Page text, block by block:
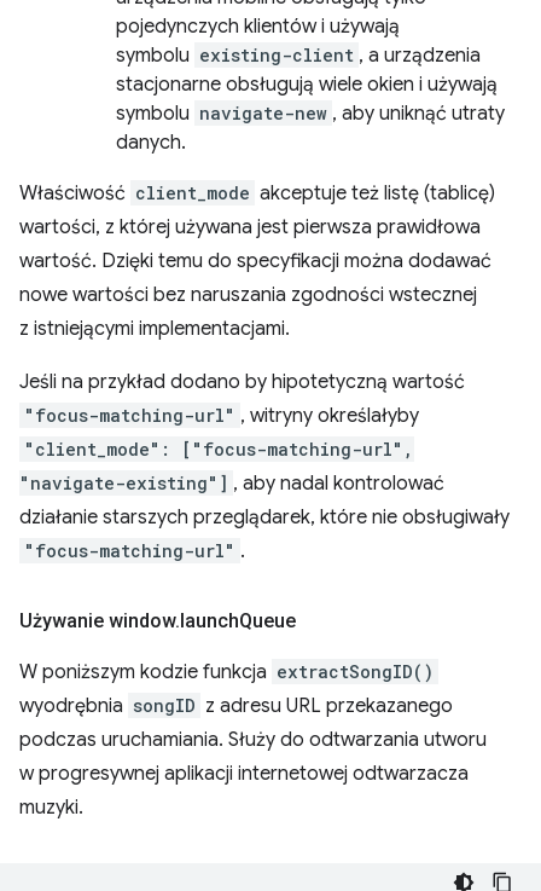
pojedynczych klientów i używają
symbolu existing-client , a urządzenia
stacjonarne obsługują wiele okien i używają
symbolu navigate-new , aby uniknąć utraty
danych.
Właściwość client_mode akceptuje też listę (tablicę)
wartości, z której używana jest pierwsza prawidłowa
wartość. Dzięki temu do specyfikacji można dodawać
nowe wartości bez naruszania zgodności wstecznej
z istniejącymi implementacjami.
Jeśli na przykład dodano by hipotetyczną wartość
"focus-matching-url" , witryny określałyby
"client_mode": ["focus-matching-url",
"navigate-existing"] , aby nadal kontrolować
działanie starszych przeglądarek, które nie obsługiwały
"focus-matching-url" .
Używanie window.launchQueue
W poniższym kodzie funkcja extractSongID()
wyodrębnia songID z adresu URL przekazanego
podczas uruchamiania. Służy do odtwarzania utworu
w progresywnej aplikacji internetowej odtwarzacza
muzyki.